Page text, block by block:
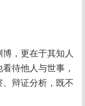
，更在于其知人
待他人与世事，
辩证分析，既不